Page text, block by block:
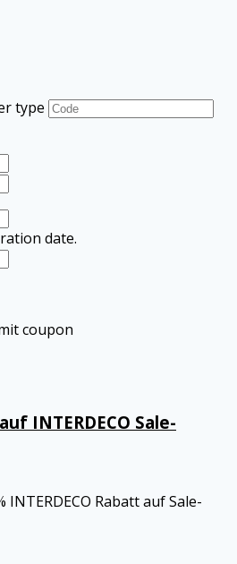
type
date.
coupon
INTERDECO Sale-
INTERDECO Rabatt auf Sale-